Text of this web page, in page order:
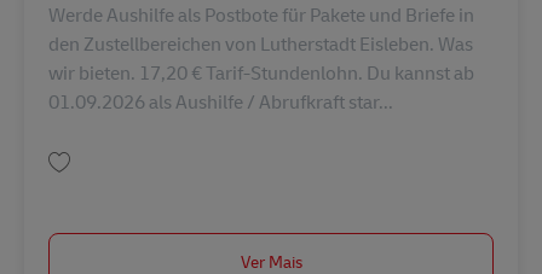
Werde Aushilfe als Postbote für Pakete und Briefe in
den Zustellbereichen von Lutherstadt Eisleben. Was
wir bieten. 17,20 € Tarif-Stundenlohn. Du kannst ab
01.09.2026 als Aushilfe / Abrufkraft star...
Ver Mais